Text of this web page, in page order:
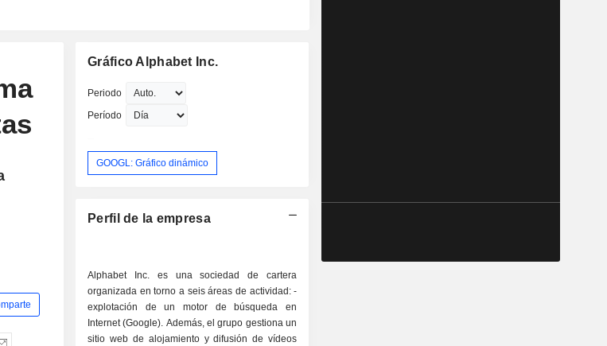
Gráfico Alphabet Inc.
Periodo
Período
GOOGL: Gráfico dinámico
Perfil de la empresa
Alphabet Inc. es una sociedad de cartera
organizada en torno a seis áreas de actividad: -
explotación de un motor de búsqueda en
Internet (Google). Además, el grupo gestiona un
sitio web de alojamiento y difusión de vídeos